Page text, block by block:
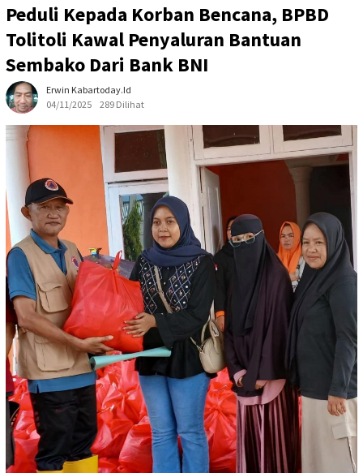
Peduli Kepada Korban Bencana, BPBD
Tolitoli Kawal Penyaluran Bantuan
Sembako Dari Bank BNI
Erwin Kabartoday.id
04/11/2025
289 Dilihat